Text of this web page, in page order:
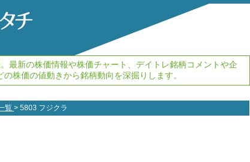
最新の株価情報や株価チャート、デイトレ銘柄コメントや企
株価の値動きから銘柄動向を深掘りします。
覧 > 5803 フジクラ